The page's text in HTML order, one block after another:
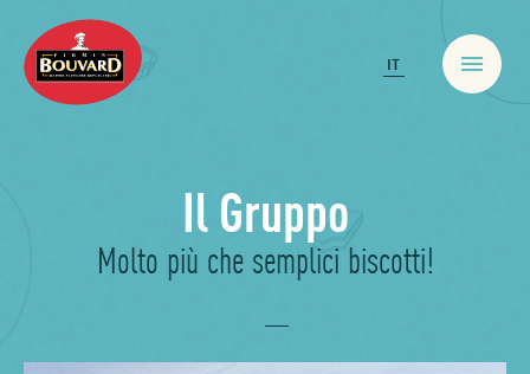
IT
Bio & Salute
Pasticceria
Il Gruppo
Molto più che semplici biscotti!